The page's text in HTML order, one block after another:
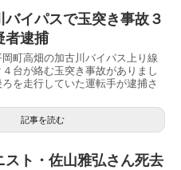
バイパスで玉突き事故３
者逮捕
町高畑の加古川バイパス上り線
台が絡む玉突き事故がありまし
を走行していた運転手が逮捕さ
記事を読む
スト・佐山雅弘さん死去